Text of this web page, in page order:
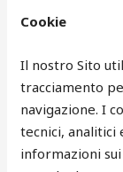
Cookie
Il nostro Sito
tracciamento
navigazione. I
tecnici, analitici
informazioni